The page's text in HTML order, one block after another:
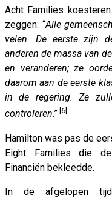
Acht Families
zeggen: “Alle
velen. De eerste zijn
anderen de massa van
en veranderen; ze
daarom aan de eerste
in de regering. Ze
controleren.” [6]
Hamilton was pas de
Eight Families die
Financiën bekleedde.
In de afgelopen